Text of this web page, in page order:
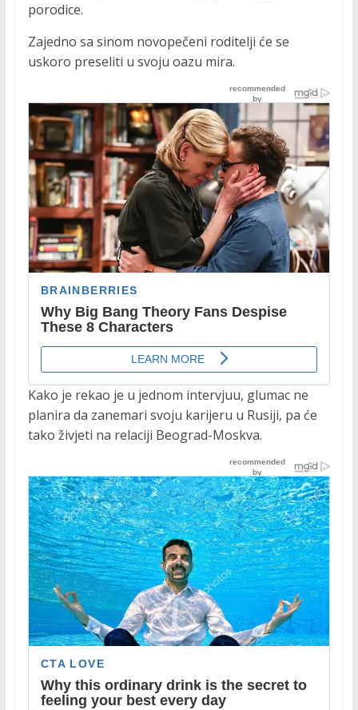
porodice.
Zajedno sa sinom novopečeni roditelji će se
uskoro preseliti u svoju oazu mira.
Kako je rekao je u jednom intervjuu, glumac ne
planira da zanemari svoju karijeru u Rusiji, pa će
tako živjeti na relaciji Beograd-Moskva.